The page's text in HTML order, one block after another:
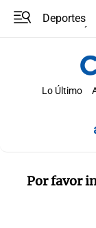
Deportes
Lo Último
Por favor